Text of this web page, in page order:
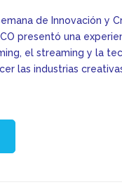
de Innovación y
presentó una
el streaming y la
las industrias